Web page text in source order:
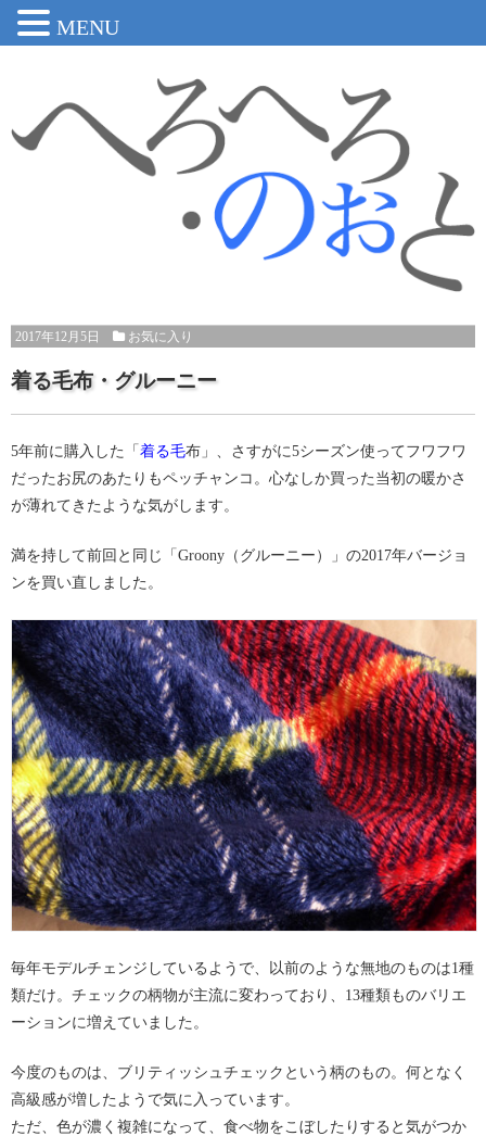
2017年12月5日 お気に入り
着る毛布・グルーニー
5年前に購入した「 着る毛布」、さすがに5シーズン使ってフワフワ
だったお尻のあたりもペッチャンコ。心なしか買った当初の暖かさ
が薄れてきたような気がします。
満を持して前回と同じ「Groony（グルーニー）」の2017年バージョ
ンを買い直しました。
毎年モデルチェンジしているようで、以前のような無地のものは1種
類だけ。チェックの柄物が主流に変わっており、13種類ものバリエ
ーションに増えていました。
今度のものは、ブリティッシュチェックという柄のもの。何となく
高級感が増したようで気に入っています。
ただ、色が濃く複雑になって、食べ物をこぼしたりすると気がつか
MENU